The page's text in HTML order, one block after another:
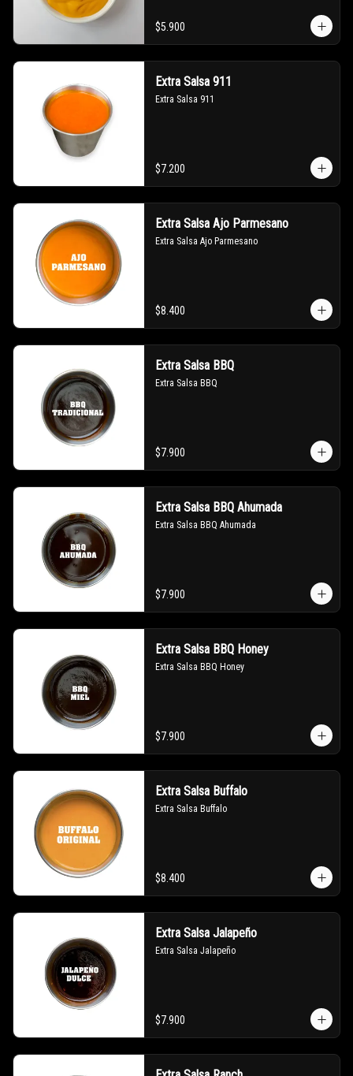
$5.900
Extra Salsa 911
Extra Salsa 911
$7.200
Extra Salsa Ajo Parmesano
Extra Salsa Ajo Parmesano
$8.400
Extra Salsa BBQ
Extra Salsa BBQ
$7.900
Extra Salsa BBQ Ahumada
Extra Salsa BBQ Ahumada
$7.900
Extra Salsa BBQ Honey
Extra Salsa BBQ Honey
$7.900
Extra Salsa Buffalo
Extra Salsa Buffalo
$8.400
Extra Salsa Jalapeño
Extra Salsa Jalapeño
$7.900